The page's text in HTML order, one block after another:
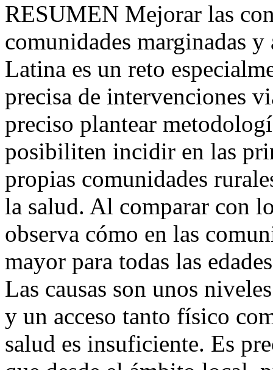
RESUMEN Mejorar las
comunidades marginadas
Latina es un reto
precisa de intervenciones
preciso plantear
posibiliten incidir en las
propias comunidades
la salud. Al comparar con
observa cómo en las
mayor para todas las
Las causas son unos
y un acceso tanto físico
salud es insuficiente. Es